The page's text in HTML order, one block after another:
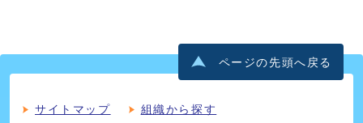
ページの先頭へ戻る
サイトマップ 組織から探す